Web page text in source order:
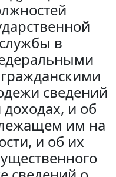
в
сведений
и об
им на
и об их